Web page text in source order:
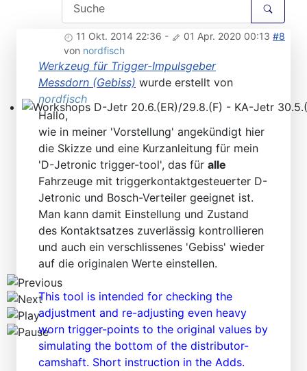
Workshops D-Jetr 20.6.(ER)/29.8.(F) - KA-Jetr
11 Okt. 2014 22:36 - 01 Apr. 2020 00:13 #8
von nordfisch
Werkzeug für Trigger-Impulsgeber
Messdorn (Gebiss) wurde erstellt von
nordfisch
Hallo,
wie in meiner 'Vorstellung' angekündigt hier
die Skizze und eine Kurzanleitung für mein
'D-Jetronic trigger-tool', das für alle
Fahrzeuge mit triggerkontaktgesteuerter D-
Jetronic und Bosch-Verteiler geeignet ist.
Man kann damit Einstellung und Zustand
des Kontaktsatzes zuverlässig kontrollieren
und auch ein verschlissenes 'Gebiss' wieder
auf die originalen Werte einstellen.
This tool is intended for checking the
adjustment and re-adjusting even heavy
worn trigger-points to the original values by
simulating the bottom of the distributor-
camshaft. Short instruction in the Adds.